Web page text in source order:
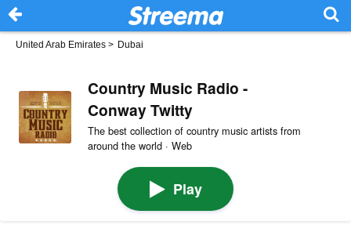
United Arab Emirates > Dubai
Country Music Radio -
Conway Twitty
The best collection of country music artists from
around the world · Web
Play